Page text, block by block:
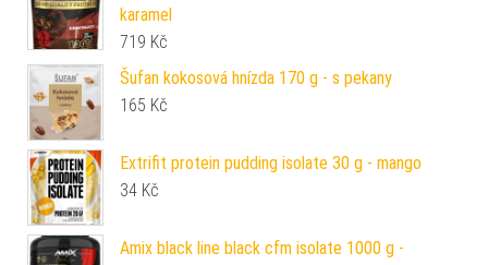
karamel
719 Kč
Šufan kokosová hnízda 170 g - s pekany
165 Kč
Extrifit protein pudding isolate 30 g - mango
34 Kč
Amix black line black cfm isolate 1000 g -